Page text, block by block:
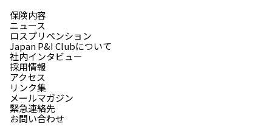
保険内容
社内インタビュー
緊急連絡先
ニュース
採用情報
リンク集
ロスプリベンション
アクセス
メールマガジン
Japan P&I Clubについて
お問い合わせ